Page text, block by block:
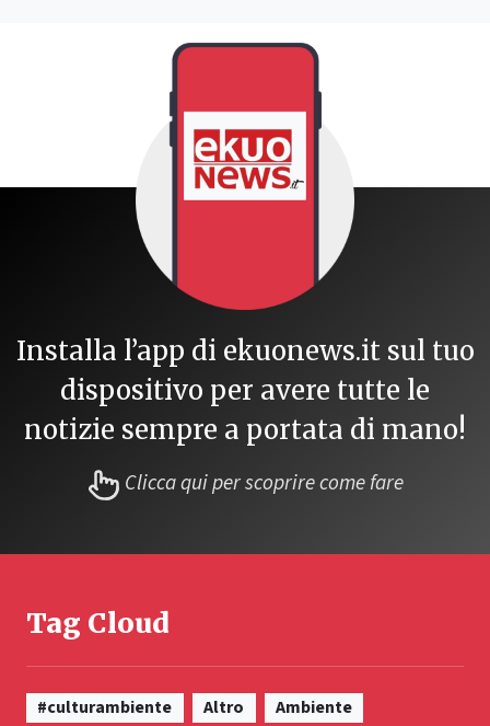
Installa l’app di ekuonews.it sul tuo
dispositivo per avere tutte le
notizie sempre a portata di mano!
Clicca qui per scoprire come fare
Tag Cloud
#culturambiente Altro
Ambiente